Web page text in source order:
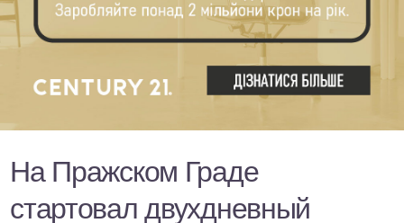
На Пражском Граде
стартовал двухдневный